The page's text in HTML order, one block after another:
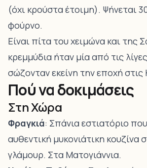
(όχι κρούστα έτοιμη). Ψήνεται
φούρνο.
Είναι πίτα του χειμώνα και της
κρεμμύδια ήταν μία από τις
σώζονταν εκείνη την εποχή στις
Πού να δοκιμάσεις
Στη Χώρα
Φραγκιά: Σπάνια εστιατόριο
αυθεντική μυκονιάτικη κουζίνα
γλάμουρ. Στα Ματογιάννια.